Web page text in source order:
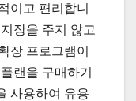
이고 편리합니
장을 주지 않고
장 프로그램이
랜을 구매하기
사용하여 유용